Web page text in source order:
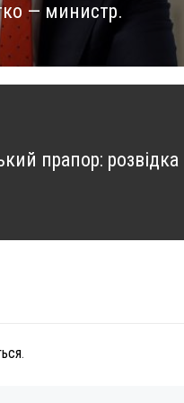
— министр.
прапор: розвідка
.